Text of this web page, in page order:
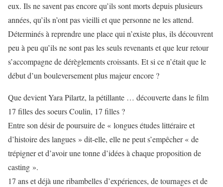
eux. Ils ne savent pas encore qu’ils sont morts depuis plusieurs
années, qu’ils n’ont pas vieilli et que personne ne les attend.
Déterminés à reprendre une place qui n’existe plus, ils découvrent
peu à peu qu’ils ne sont pas les seuls revenants et que leur retour
s’accompagne de dérèglements croissants. Et si ce n’était que le
début d’un bouleversement plus majeur encore ?
Que devient Yara Pilartz, la pétillante … découverte dans le film
17 filles des soeurs Coulin, 17 filles ?
Entre son désir de poursuire de « longues études littéraire et
d’histoire des langues » dit-elle, elle ne peut s’empêcher « de
trépigner et d’avoir une tonne d’idées à chaque proposition de
casting ».
17 ans et déjà une ribambelles d’expériences, de tournages et de